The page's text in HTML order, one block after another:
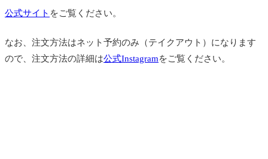
公式サイト をご覧ください。
なお、注文方法はネット予約のみ（テイクアウト）になります
ので、注文方法の詳細は公式Instagramをご覧ください。